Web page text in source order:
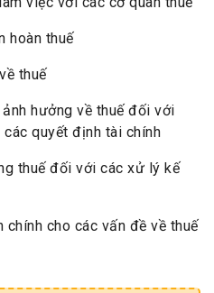
hoàn thuế
thuế
ảnh hưởng về thuế đối với
quyết định tài chính
thuế đối với các xử lý kế
cho các vấn đề về thuế